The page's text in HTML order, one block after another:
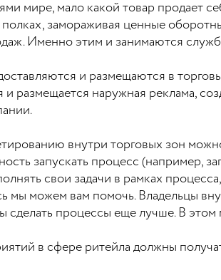
мире, мало какой товар продает
замораживая ценные
Именно этим и занимаются
и размещаются в
и размещается наружная реклама,
внутри торговых зон
запускать процесс (например,
свои задачи в рамках
мы можем вам помочь. Владельцы
сделать процессы еще лучше. В
в сфере ритейла должны